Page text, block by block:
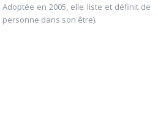
en 2005, elle liste et définit de
dans son être).